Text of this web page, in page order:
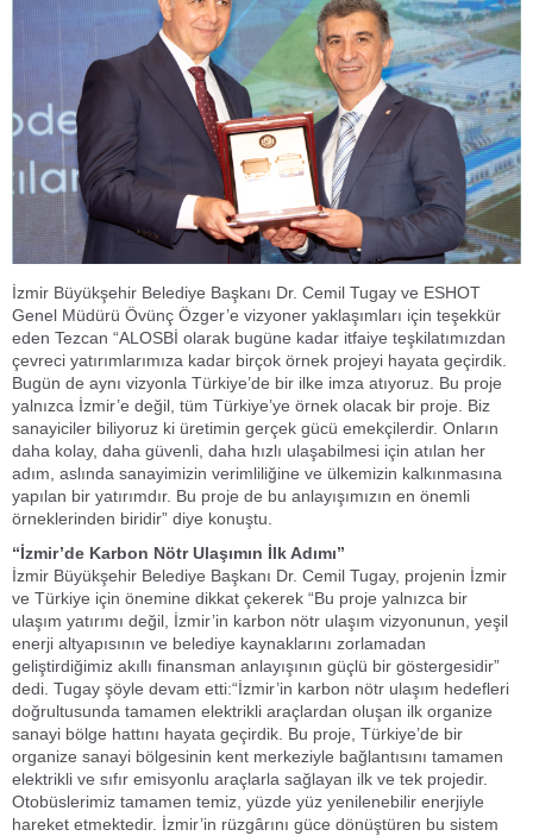
İzmir Büyükşehir Belediye Başkanı Dr. Cemil Tugay ve ESHOT
Genel Müdürü Övünç Özger’e vizyoner yaklaşımları için teşekkür
eden Tezcan “ALOSBİ olarak bugüne kadar itfaiye teşkilatımızdan
çevreci yatırımlarımıza kadar birçok örnek projeyi hayata geçirdik.
Bugün de aynı vizyonla Türkiye’de bir ilke imza atıyoruz. Bu proje
yalnızca İzmir’e değil, tüm Türkiye’ye örnek olacak bir proje. Biz
sanayiciler biliyoruz ki üretimin gerçek gücü emekçilerdir. Onların
daha kolay, daha güvenli, daha hızlı ulaşabilmesi için atılan her
adım, aslında sanayimizin verimliliğine ve ülkemizin kalkınmasına
yapılan bir yatırımdır. Bu proje de bu anlayışımızın en önemli
örneklerinden biridir” diye konuştu.
“İzmir’de Karbon Nötr Ulaşımın İlk Adımı”
İzmir Büyükşehir Belediye Başkanı Dr. Cemil Tugay, projenin İzmir
ve Türkiye için önemine dikkat çekerek “Bu proje yalnızca bir
ulaşım yatırımı değil, İzmir’in karbon nötr ulaşım vizyonunun, yeşil
enerji altyapısının ve belediye kaynaklarını zorlamadan
geliştirdiğimiz akıllı finansman anlayışının güçlü bir göstergesidir”
dedi. Tugay şöyle devam etti:“İzmir’in karbon nötr ulaşım hedefleri
doğrultusunda tamamen elektrikli araçlardan oluşan ilk organize
sanayi bölge hattını hayata geçirdik. Bu proje, Türkiye’de bir
organize sanayi bölgesinin kent merkeziyle bağlantısını tamamen
elektrikli ve sıfır emisyonlu araçlarla sağlayan ilk ve tek projedir.
Otobüslerimiz tamamen temiz, yüzde yüz yenilenebilir enerjiyle
hareket etmektedir. İzmir’in rüzgârını güce dönüştüren bu sistem